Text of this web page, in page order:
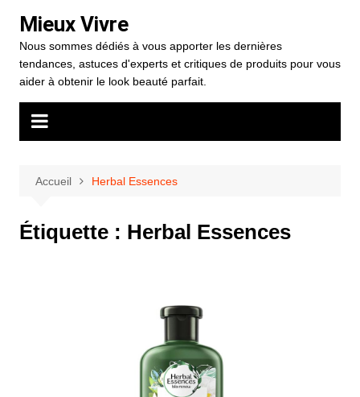
contenu
Mieux Vivre
Nous sommes dédiés à vous apporter les dernières
tendances, astuces d'experts et critiques de produits pour vous
aider à obtenir le look beauté parfait.
Accueil Herbal Essences
Étiquette : Herbal Essences